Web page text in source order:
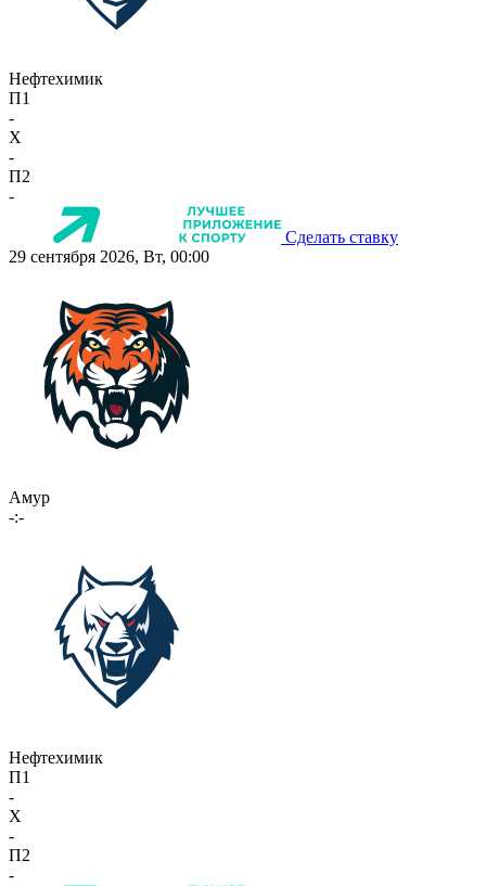
Нефтехимик
П1
-
X
-
П2
-
Сделать ставку
29 сентября 2026, Вт, 00:00
Амур
-:-
Нефтехимик
П1
-
X
-
П2
-